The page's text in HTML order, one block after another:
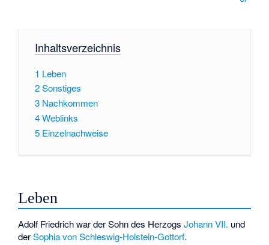
Inhaltsverzeichnis
1 Leben
2Sonstiges
3 Nachkommen
4Weblinks
5 Einzelnachweise
Leben
Adolf Friedrich war der Sohn des HerzogsJohann VII. und
derSophia von Schleswig-Holstein-Gottorf.